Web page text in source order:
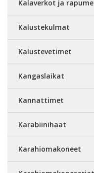
Kalaverkot ja
Kalustekulmat
Kalustevetimet
Kangaslaikat
Kannattimet
Karabiinihaat
Karahiomakoneet